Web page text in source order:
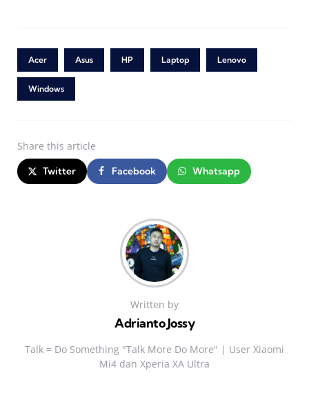
Acer Asus HP Laptop Lenovo
Windows
Share this article
Twitter Facebook Whatsapp
Written by
Adrianto Jossy
Talk = Do Something "Talk More Do More" | User Xiaomi
Mi4 dan Xperia XA Ultra